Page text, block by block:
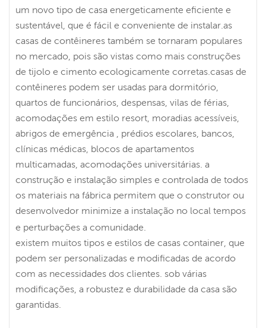
um novo tipo de casa energeticamente eficiente e
sustentável, que é fácil e conveniente de instalar.as
casas de contêineres também se tornaram populares
no mercado, pois são vistas como mais construções
de tijolo e cimento ecologicamente corretas.casas de
contêineres podem ser usadas para dormitório,
quartos de funcionários, despensas, vilas de férias,
acomodações em estilo resort, moradias acessíveis,
abrigos de emergência , prédios escolares, bancos,
clínicas médicas, blocos de apartamentos
multicamadas, acomodações universitárias. a
construção e instalação simples e controlada de todos
os materiais na fábrica permitem que o construtor ou
desenvolvedor minimize a instalação no local tempos
e perturbações a comunidade.
existem muitos tipos e estilos de casas container, que
podem ser personalizadas e modificadas de acordo
com as necessidades dos clientes. sob várias
modificações, a robustez e durabilidade da casa são
garantidas.